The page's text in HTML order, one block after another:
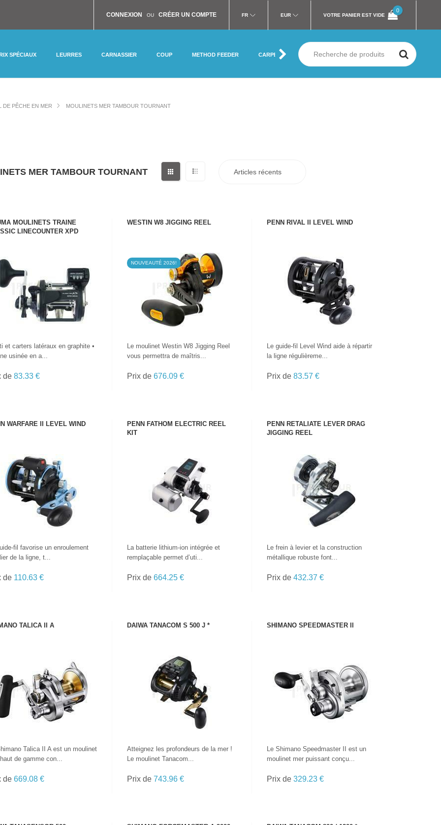
CONNEXION OU CRÉER UN COMPTE FR EUR VOTRE PANIER EST VIDE
0
SPÉCIAUX LEURRES CARNASSIER COUP METHOD FEEDER CARPE MER SILURE MOUCHE
DE PÊCHE EN MER MOULINETS MER TAMBOUR TOURNANT
MER TAMBOUR TOURNANT
MOULINETS TRAINE
LINECOUNTER XPD
VOIR LE PRODUIT
et carters latéraux en graphite •
usinée en a...
de 83.33 €
WESTIN W8 JIGGING REEL
NOUVEAUTÉ 2026!
VOIR LE PRODUIT
Le moulinet Westin W8 Jigging Reel
vous permettra de maîtris...
Prix de 676.09 €
PENN RIVAL II LEVEL WIND
VOIR LE PRODUIT
Le guide-fil Level Wind aide à répartir
la ligne régulièreme...
Prix de83.57 €
WARFARE II LEVEL WIND
VOIR LE PRODUIT
fil favorise un enroulement
de la ligne, t...
de 110.63 €
PENN FATHOM ELECTRIC REEL
KIT
VOIR LE PRODUIT
La batterie lithium-ion intégrée et
remplaçable permet d’uti...
Prix de 664.25 €
PENN RETALIATE LEVER DRAG
JIGGING REEL
VOIR LE PRODUIT
Le frein à levier et la construction
métallique robuste font...
Prix de432.37 €
TALICA II A
VOIR LE PRODUIT
Talica II A est un moulinet
de gamme con...
de 669.08 €
DAIWA TANACOM S 500 J *
VOIR LE PRODUIT
Atteignez les profondeurs de la mer !
Le moulinet Tanacom...
Prix de 743.96 €
SHIMANO SPEEDMASTER II
VOIR LE PRODUIT
Le Shimano Speedmaster II est un
moulinet mer puissant conçu...
Prix de329.23 €